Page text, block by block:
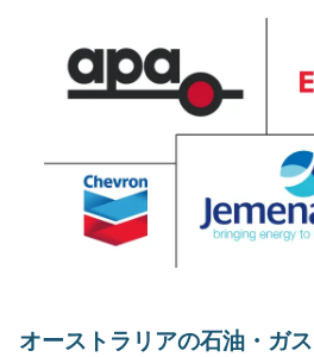
オーストラリアの石油・ガ